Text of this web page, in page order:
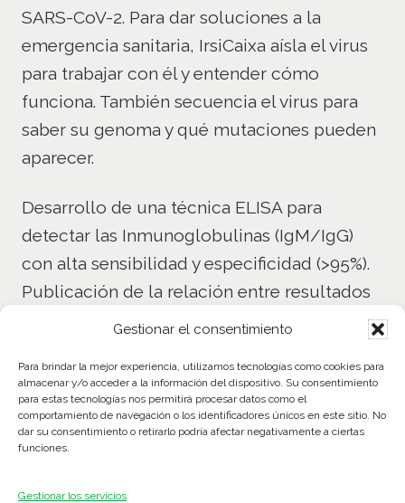
Gestionar el consentimiento
Para brindar la mejor experiencia, utilizamos tecnologías como cookies para
almacenar y/o acceder a la información del dispositivo. Su consentimiento
para estas tecnologías nos permitirá procesar datos como el
comportamiento de navegación o los identificadores únicos en este sitio. No
dar su consentimiento o retirarlo podría afectar negativamente a ciertas
funciones.
Gestionar los servicios
SARS-CoV-2. Para dar soluciones a la
emergencia sanitaria, IrsiCaixa aísla el virus
para trabajar con él y entender cómo
funciona. También secuencia el virus para
saber su genoma y qué mutaciones pueden
aparecer.
Desarrollo de una técnica ELISA para
detectar las Inmunoglobulinas (IgM/IgG)
con alta sensibilidad y especificidad (>95%).
Publicación de la relación entre resultados
de la prueba ELISA y la presencia de
actividad neutralizante del suero de
pacientes con tests serológicos positivos en
cultivos celulares enfrentados al SARS-CoV-
las personas que han pasado la COVID-19